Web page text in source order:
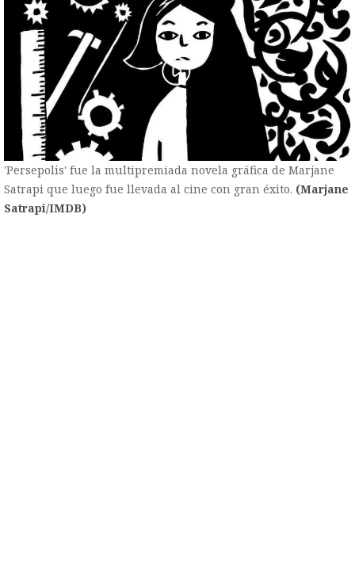
'Persepolis' fue la multipremiada novela gráfica de Marjane
Satrapi que luego fue llevada al cine con gran éxito. (Marjane
Satrapi/IMDB)